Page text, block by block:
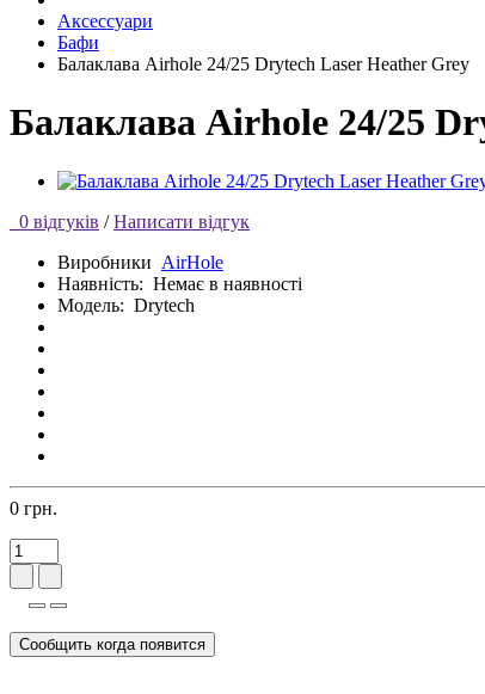
Аксессуари
Бафи
Балаклава Airhole 24/25 Drytech Laser Heather Grey
Балаклава Airhole 24/25
0 відгуків / Написати відгук
Виробники AirHole
Наявність: Немає в наявності
Модель: Drytech
0 грн.
Сообщить когда появится